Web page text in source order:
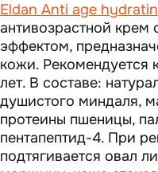
Eldan Anti age
антивозрастной
эффектом,
кожи. Рекомендуется
лет. В составе:
душистого миндаля,
протеины пшеницы,
пентапептид-4. При
подтягивается овал